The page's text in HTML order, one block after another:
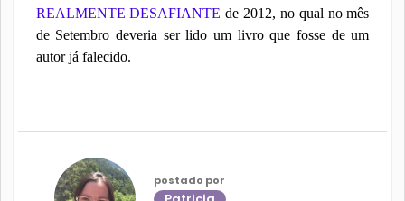
REALMENTE DESAFIANTE de 2012, no qual no mês
de Setembro deveria ser lido um livro que fosse de um
autor já falecido.
postado por